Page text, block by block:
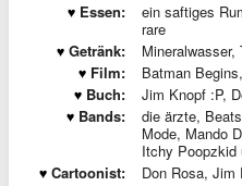
Essen:
ein saftiges
rare
Getränk:
Mineralwasser,
Film:
Batman
Buch:
Jim Knopf :P,
Bands:
die ärzte,
Mode, Mando
Itchy Poopzkid
Cartoonist:
Don Rosa, Jim